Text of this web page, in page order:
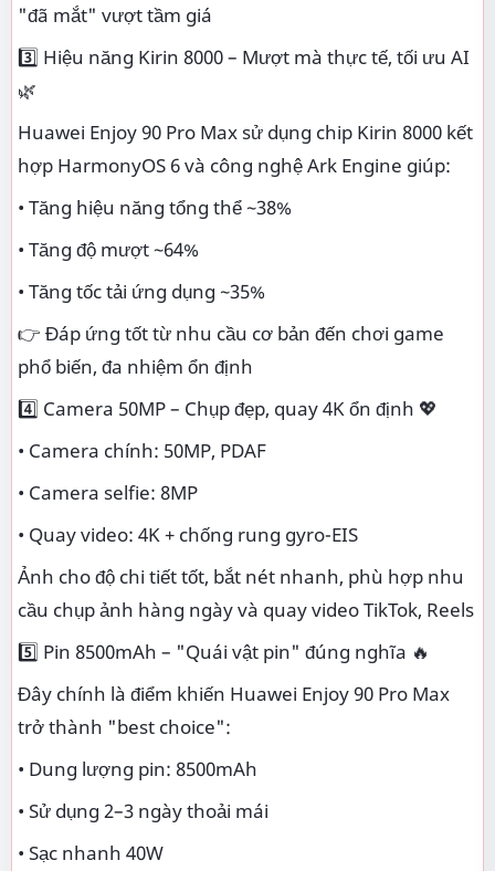
"đã mắt" vượt tầm giá
3️⃣ Hiệu năng Kirin 8000 – Mượt mà thực tế, tối ưu AI
🌿
Huawei Enjoy 90 Pro Max sử dụng chip Kirin 8000 kết
hợp HarmonyOS 6 và công nghệ Ark Engine giúp:
• Tăng hiệu năng tổng thể ~38%
• Tăng độ mượt ~64%
• Tăng tốc tải ứng dụng ~35%
👉 Đáp ứng tốt từ nhu cầu cơ bản đến chơi game
phổ biến, đa nhiệm ổn định
4️⃣ Camera 50MP – Chụp đẹp, quay 4K ổn định 💖
• Camera chính: 50MP, PDAF
• Camera selfie: 8MP
• Quay video: 4K + chống rung gyro-EIS
Ảnh cho độ chi tiết tốt, bắt nét nhanh, phù hợp nhu
cầu chụp ảnh hàng ngày và quay video TikTok, Reels
5️⃣ Pin 8500mAh – "Quái vật pin" đúng nghĩa 🔥
Đây chính là điểm khiến Huawei Enjoy 90 Pro Max
trở thành "best choice":
• Dung lượng pin: 8500mAh
• Sử dụng 2–3 ngày thoải mái
• Sạc nhanh 40W